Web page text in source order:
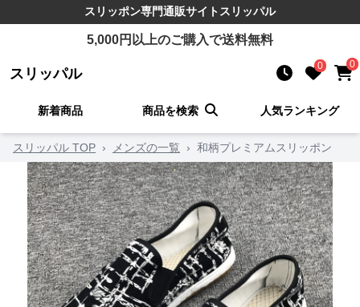
スリッポン専門通販サイト スリッパル
5,000円以上のご購入で送料無料
スリッパル 0 0
新着商品 商品を検索 人気ランキング
スリッパル TOP › メンズの一覧 › 和柄プレミアムスリッポン